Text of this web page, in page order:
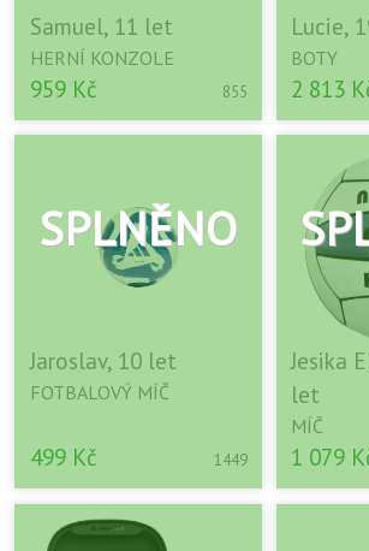
Samuel, 11 let
HERNÍ KONZOLE
959 Kč 855
Lucie,
BOTY
2 813
Jaroslav, 10 let
FOTBALOVÝ MÍČ
499 Kč 1449
Jesika
let
MÍČ
1 079